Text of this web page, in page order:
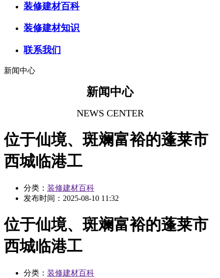
装修建材百科
装修建材知识
联系我们
新闻中心
新闻中心
NEWS CENTER
位于仙境、斑斓富裕的蓬莱市
西城临港工
分类： 装修建材百科
发布时间： 2025-08-10 11:32
位于仙境、斑斓富裕的蓬莱市
西城临港工
分类： 装修建材百科